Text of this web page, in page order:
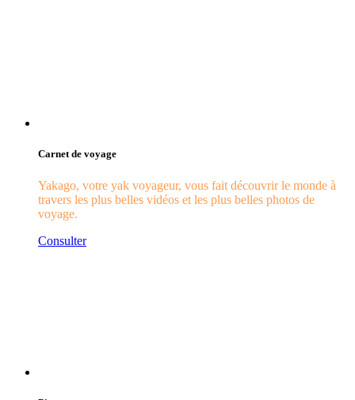
Carnet de voyage
Yakago, votre yak voyageur, vous fait découvrir le monde à
travers les plus belles vidéos et les plus belles photos de
voyage.
Consulter